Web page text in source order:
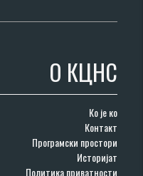
О КЦНС
Ко је ко
Контакт
Програмски простори
Историјат
Политика приватности